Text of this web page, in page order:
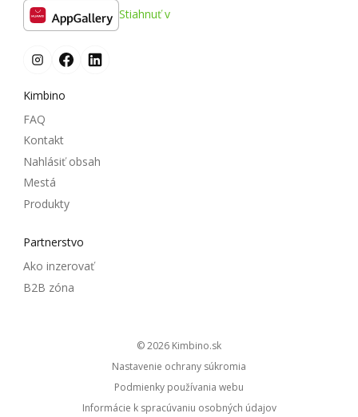
Stiahnuť v
Kimbino
FAQ
Kontakt
Nahlásiť obsah
Mestá
Produkty
Partnerstvo
Ako inzerovať
B2B zóna
© 2026
kimbino.sk
Nastavenie ochrany súkromia
Podmienky používania webu
Informácie k spracúvaniu osobných údajov